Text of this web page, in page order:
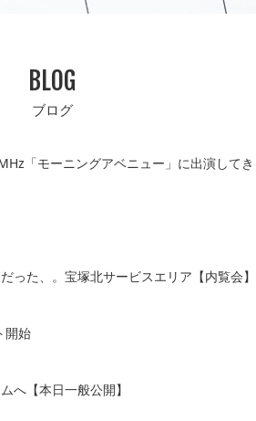
BLOG
ブログ
「モーニングアベニュー」に出演して
った、。宝塚北サービスエリア【内覧会】
開始
へ【本日一般公開】